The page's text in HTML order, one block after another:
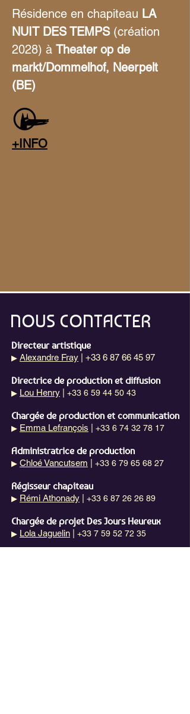
Résidence en chapiteau LA
NUIT DES TEMPS (création
2028) à Theater op de
markt/Dommelhof, Neerpelt
(BE)
+INFO
NOUS CONTACTER
Directeur artistique
▶ Alexandre Fray | +33 6 87 66 45 97
Directrice de production et diffusion
▶ Lou Henry +33 6 59 44 50 43
Chargée de production et communication
▶ Emma Lefrançois +33 6 74 32 78 17
Administratrice de production
▶ Chloé Vancutsem +33 6 79 65 68 27
Régisseur chapiteau
▶ Rémi Athonady +33 6 87 26 26 89
Chargée de projet Des Jours Heureux
▶ Lola Jaguelin +33 7 59 52 72 35